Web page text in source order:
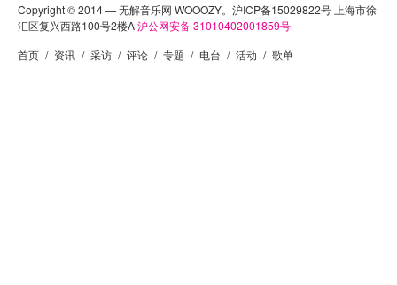
Copyright © 2014 — 无解音乐网 WOOOZY。沪ICP备15029822号 上海市徐
汇区复兴西路100号2楼A沪公网安备 31010402001859号
首页 / 资讯 / 采访 / 评论 / 专题 / 电台 / 活动 / 歌单